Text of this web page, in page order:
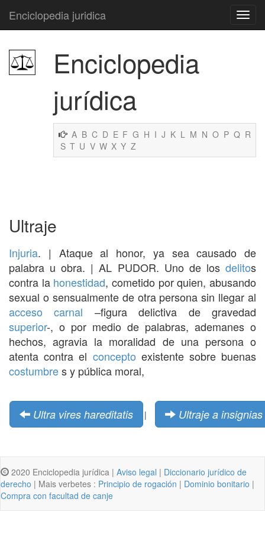
Enciclopedia juridica
Enciclopedia
jurídica
A B C D E F G H I J K L M N O P Q R
S T U V W X Y Z
Ultraje
Injuria. | Ataque al honor, ya sea causado de
palabra u obra. | AL PUDOR. Uno de los delitos
contra la honestidad, cometido por quien, abusando
sexual o sensualmente de otra persona sin llegar al
acceso carnal –figura delictiva de gravedad
superior-, o por medio de palabras, ademanes o
hechos, agravia la moralidad de una persona o
atenta contra el concepto existente sobre buenas
costumbres y pública moral,
Ultra vires hareditatis | Ultraje a
2020 Enciclopedia jurídica | Aviso legal | Diccionario jurídico de
derecho | Mais verbetes : Principio de rogación | Dominio bonitario |
Compra con facultad de canje